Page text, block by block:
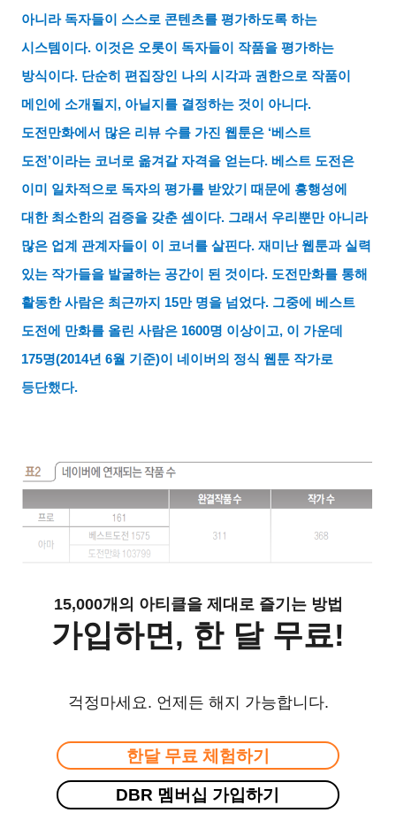
아니라 독자들이 스스로 콘텐츠를 평가하도록 하는
시스템이다. 이것은 오롯이 독자들이 작품을 평가하는
방식이다. 단순히 편집장인 나의 시각과 권한으로 작품이
메인에 소개될지 , 아닐지를 결정하는 것이 아니다.
도전만화에서 많은 리뷰 수를 가진 웹툰은 ‘베스트
도전 ’이라는 코너로 옮겨갈 자격을 얻는다. 베스트 도전은
이미 일차적으로 독자의 평가를 받았기 때문에 흥행성에
대한 최소한의 검증을 갖춘 셈이다. 그래서 우리뿐만 아니라
많은 업계 관계자들이 이 코너를 살핀다.재미난 웹툰과 실력
있는 작가들을 발굴하는 공간이 된 것이다. 도전만화를 통해
활동한 사람은 최근까지
15만 명을 넘었다. 그중에 베스트
도전에 만화를 올린 사람은 1600명 이상이고, 이 가운데
175명(2014년 6월 기준)이 네이버의 정식 웹툰 작가로
등단했다.
15,000개의 아티클을 제대로 즐기는 방법
가입하면, 한 달 무료!
걱정마세요. 언제든 해지 가능합니다.
한달 무료 체험하기
DBR 멤버십 가입하기